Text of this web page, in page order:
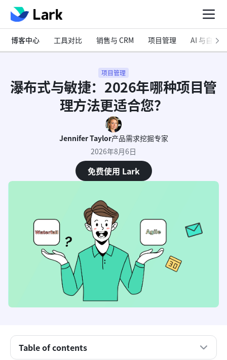
博客中心 工具对比 销售与 CRM 项目管理 AI 与自动化
项目管理
瀑布式与敏捷：2026年哪种项目管
理方法更适合您？
Jennifer Taylor产品需求挖掘专家
2026年8月6日
免费使用 Lark
Table of contents
瀑布模型与敏捷方法：主要区别